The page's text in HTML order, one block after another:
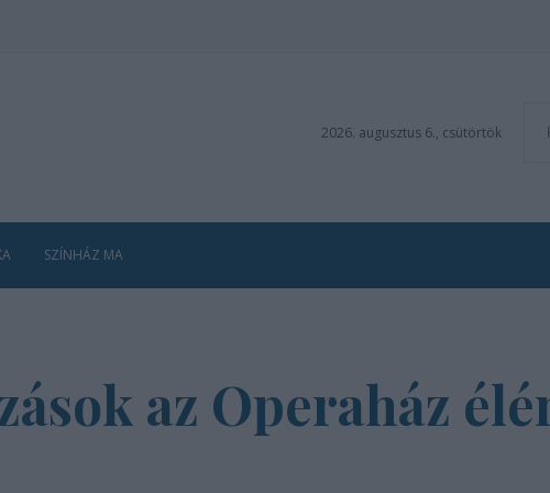
2026. augusztus 6., csütörtök
SZÍNHÁZ MA
az Operaház